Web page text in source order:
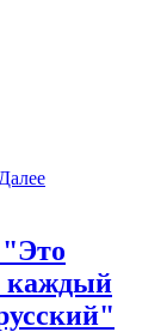
Далее
"Это
каждый